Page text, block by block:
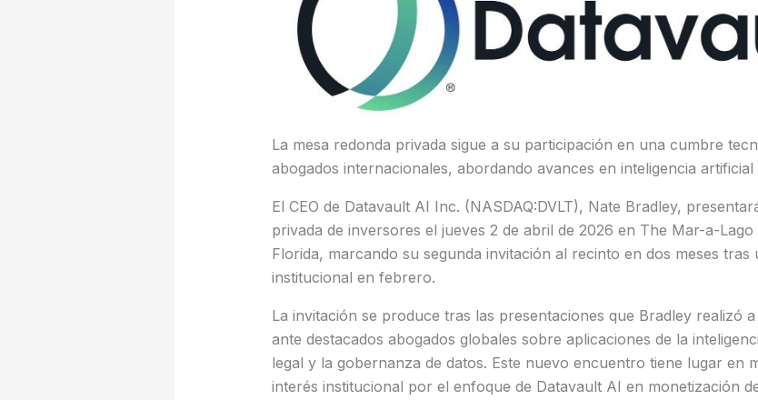
La mesa redonda privada sigue a su participación en una cumbre
abogados internacionales, abordando avances en inteligencia artificial
El CEO de Datavault AI Inc. (NASDAQ:DVLT), Nate Bradley,
privada de inversores el jueves 2 de abril de 2026 en The Mar-a-
Florida, marcando su segunda invitación al recinto en dos meses tras
institucional en febrero.
La invitación se produce tras las presentaciones que Bradley realizó
ante destacados abogados globales sobre aplicaciones de la
legal y la gobernanza de datos. Este nuevo encuentro tiene lugar en
interés institucional por el enfoque de Datavault AI en monetización